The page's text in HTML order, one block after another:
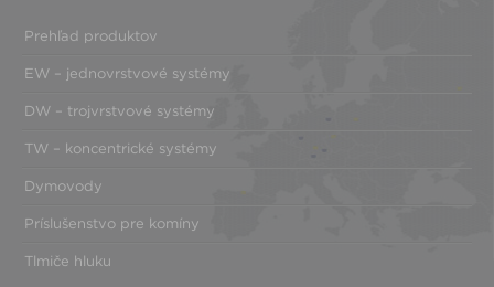
Prehľad produktov
EW – jednovrstvové systémy
DW – trojvrstvové systémy
TW – koncentrické systémy
Dymovody
Príslušenstvo pre komíny
Tlmiče hluku